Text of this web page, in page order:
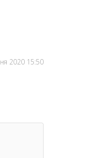
2020 15:50